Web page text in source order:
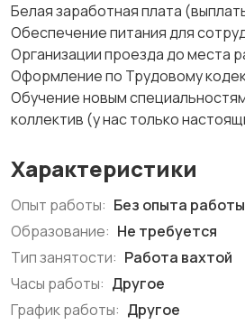
Белая заработная плата
Обеспечение питания для
Организации проезда до места
Оформление по Трудовому
Обучение новым
коллектив (у нас только
Характеристики
Опыт работы: Без опыта работы
Образование: Не требуется
Тип занятости: Работа вахтой
Часы работы: Другое
График работы: Другое